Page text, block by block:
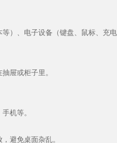
）、电子设备（键盘、鼠标、充
屉或柜子里。
机等。
避免桌面杂乱。